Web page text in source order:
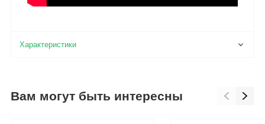
Вам могут быть интересны